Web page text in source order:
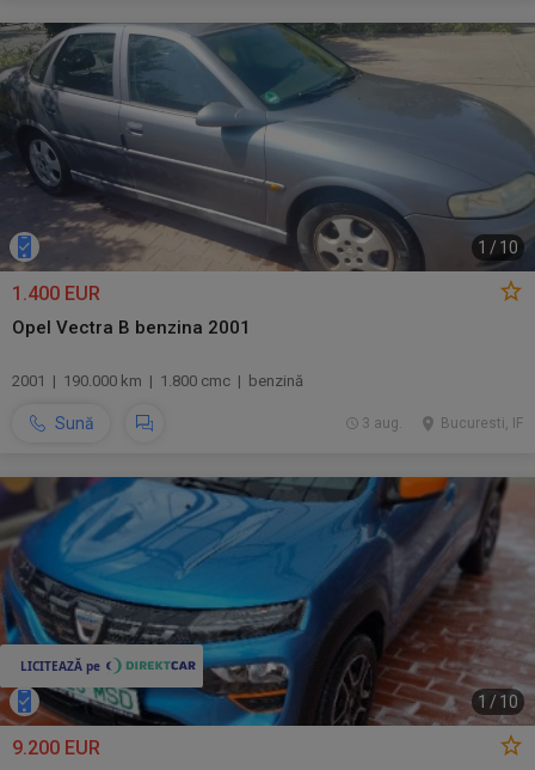
1 / 10
1.400 EUR
Opel Vectra B benzina 2001
2001 | 190.000 km | 1.800 cmc | benzină
Sună Bucuresti, IF
3 aug.
1 / 10
9.200 EUR